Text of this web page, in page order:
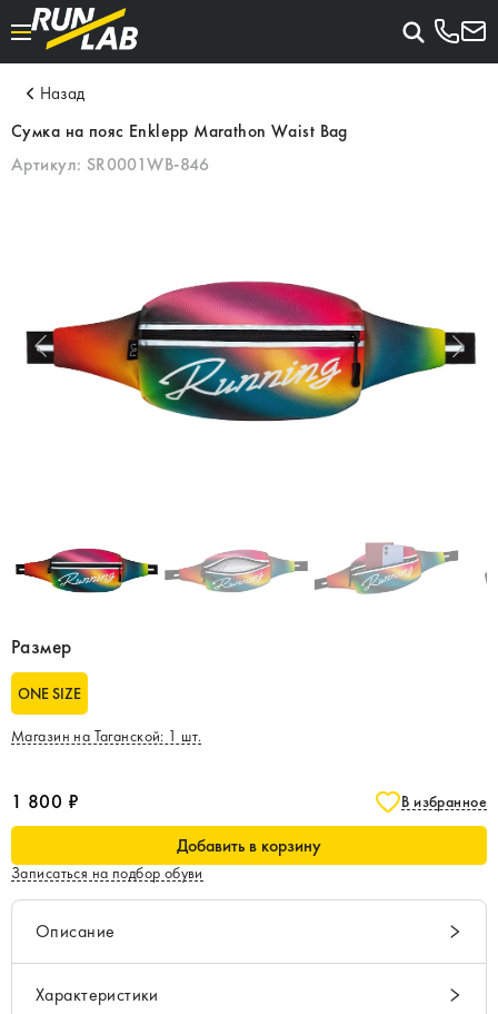
Назад
Сумка на пояс Enklepp Marathon Waist Bag
Артикул: SR0001WB-846
Размер
ONE SIZE
Магазин на Таганской: 1 шт.
1 800 ₽ В избранное
Добавить в корзину
Записаться на подбор обуви
Описание
Характеристики